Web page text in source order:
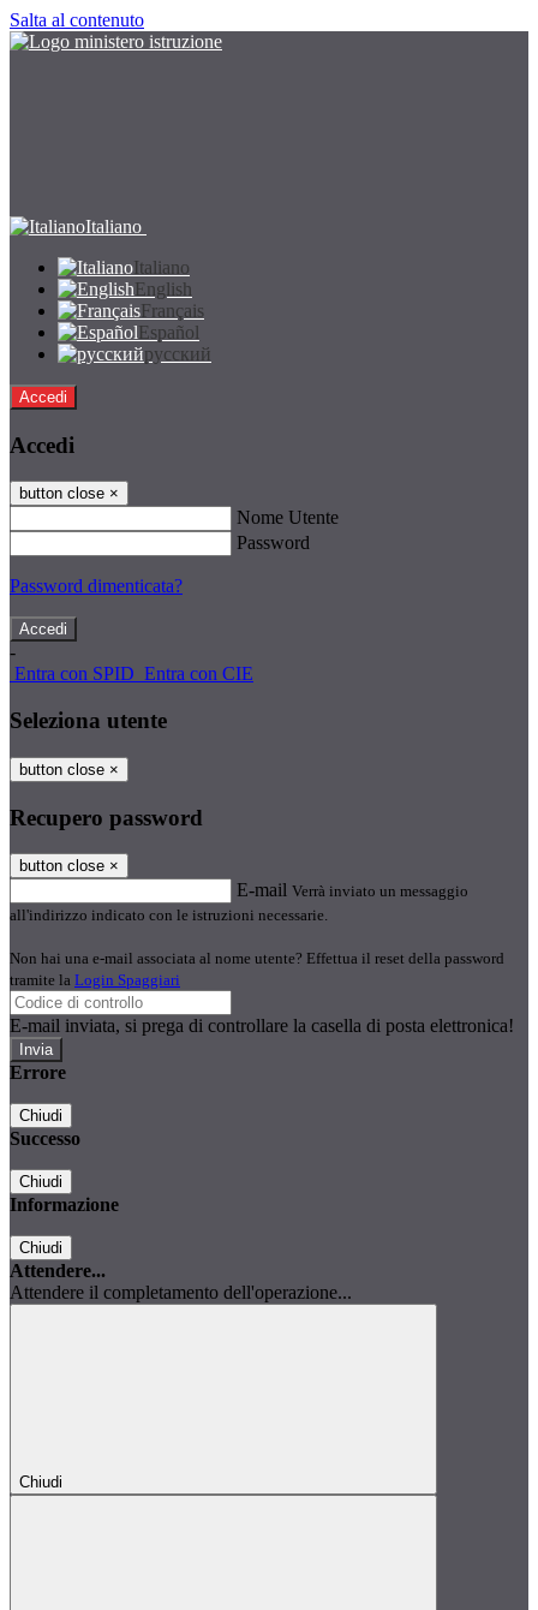
Salta al contenuto
Italiano
Italiano
English
Français
Español
русский
Accedi
Accedi
button close ×
Nome Utente
Password
Password dimenticata?
-
Entra con SPID Entra con CIE
Seleziona utente
button close ×
Recupero password
button close ×
E-mail Verrà inviato un messaggio
all'indirizzo indicato con le istruzioni necessarie.
Non hai una e-mail associata al nome utente? Effettua il reset della password
tramite la Login Spaggiari
E-mail inviata, si prega di controllare la casella di posta elettronica!
Errore
Chiudi
Successo
Chiudi
Informazione
Chiudi
Attendere...
Attendere il completamento dell'operazione...
Chiudi